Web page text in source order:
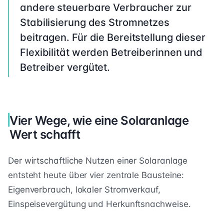
andere steuerbare Verbraucher zur
Stabilisierung des Stromnetzes
beitragen. Für die Bereitstellung dieser
Flexibilität werden Betreiberinnen und
Betreiber vergütet.
Vier Wege, wie eine Solaranlage
Wert schafft
Der wirtschaftliche Nutzen einer Solaranlage
entsteht heute über vier zentrale Bausteine:
Eigenverbrauch, lokaler Stromverkauf,
Einspeisevergütung und Herkunftsnachweise.